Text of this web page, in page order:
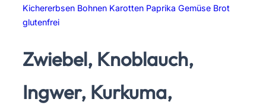
Kichererbsen Bohnen Karotten Paprika Gemüse Brot
glutenfrei
Zwiebel, Knoblauch,
Ingwer, Kurkuma,